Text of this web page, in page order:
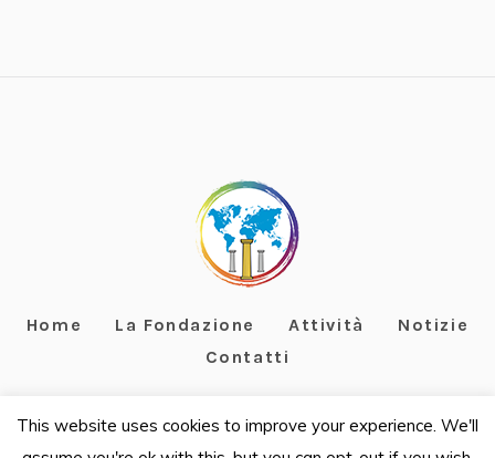
Home La Fondazione Attività
Notizie
Contatti
This website uses cookies to improve your experience. We'll